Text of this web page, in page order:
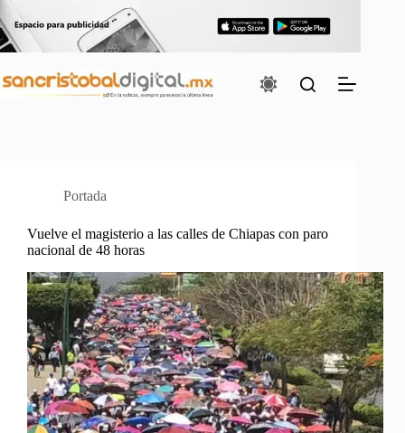
al
contenido
Portada
Vuelve el magisterio a las calles de Chiapas con paro
nacional de 48 horas